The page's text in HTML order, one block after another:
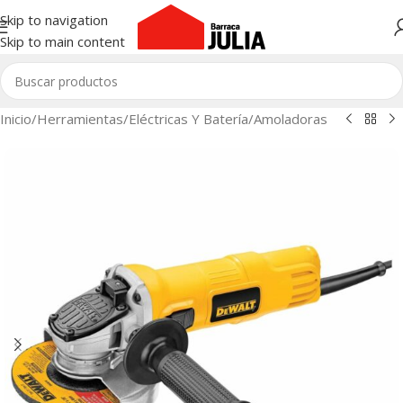
Skip to navigation
Skip to main content
Inicio/Herramientas/Eléctricas Y Batería/Amoladoras